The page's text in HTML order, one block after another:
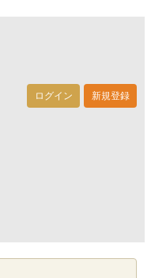
ログイン 新規登録